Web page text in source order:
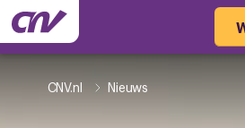
CNV.nl Nieuws